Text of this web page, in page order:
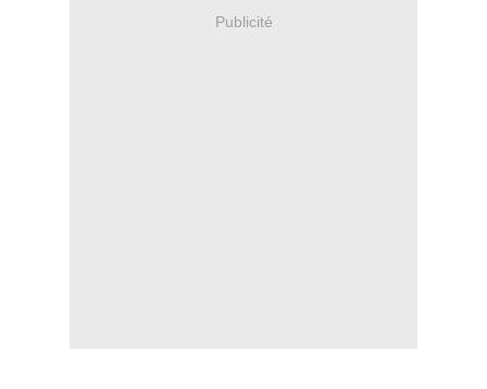
Publicité